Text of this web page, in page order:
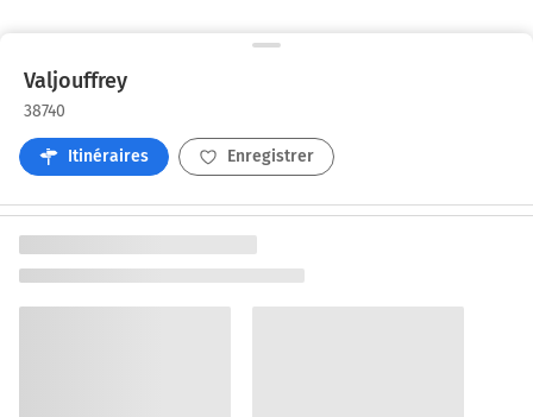
Valjouffrey
38740
Itinéraires Enregistrer